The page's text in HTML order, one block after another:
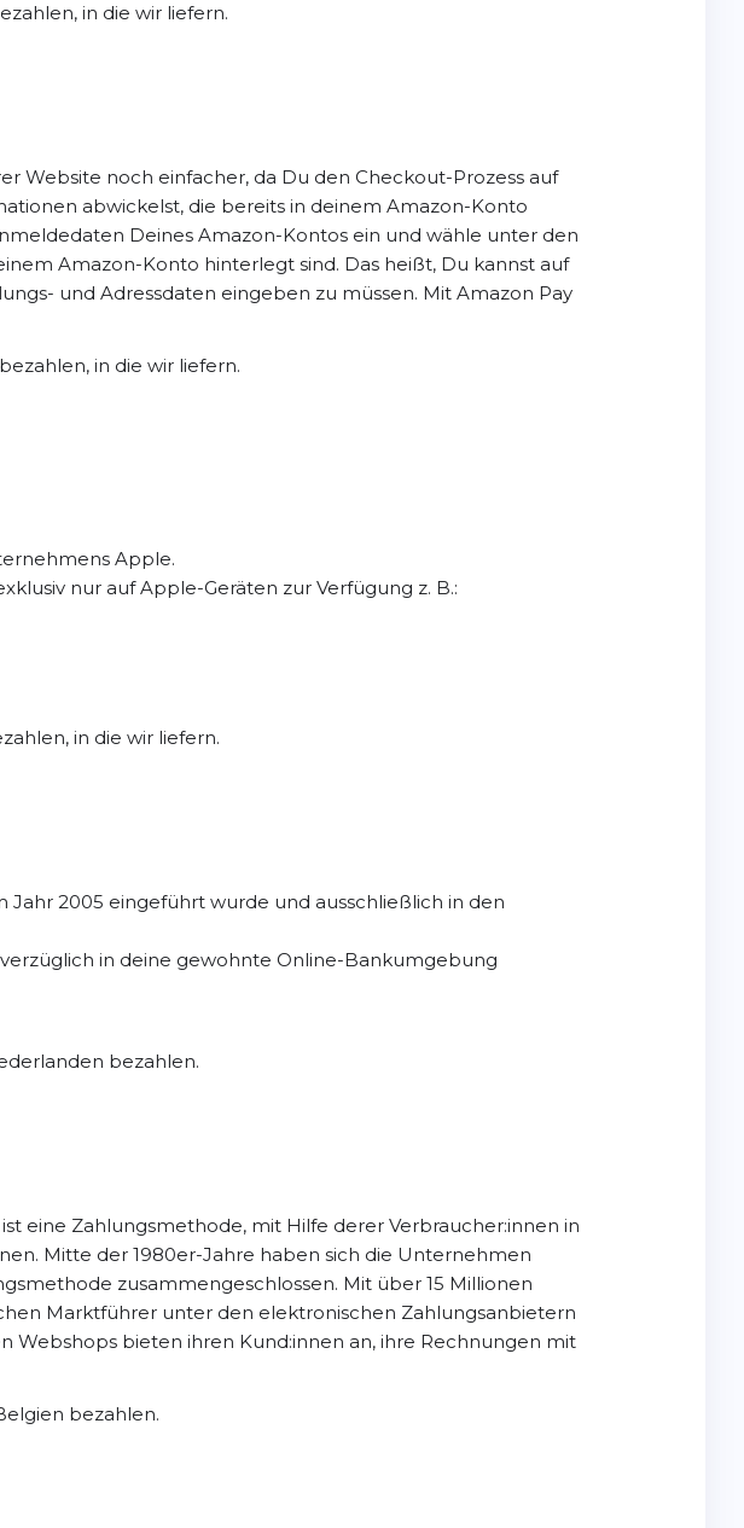
in die wir liefern.
Website noch einfacher, da Du den Checkout-Prozess auf
abwickelst, die bereits in deinem Amazon-Konto
Deines Amazon-Kontos ein und wähle unter den
Amazon-Konto hinterlegt sind. Das heißt, Du kannst auf
und Adressdaten eingeben zu müssen. Mit Amazon Pay
in die wir liefern.
Apple.
nur auf Apple-Geräten zur Verfügung z. B.:
in die wir liefern.
Jahr 2005 eingeführt wurde und ausschließlich in den
in deine gewohnte Online-Bankumgebung
bezahlen.
eine Zahlungsmethode, mit Hilfe derer Verbraucher:innen in
Mitte der 1980er-Jahre haben sich die Unternehmen
zusammengeschlossen. Mit über 15 Millionen
Marktführer unter den elektronischen Zahlungsanbietern
Webshops bieten ihren Kund:innen an, ihre Rechnungen mit
bezahlen.